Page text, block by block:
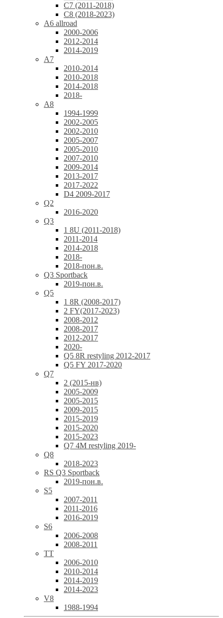
C7 (2011-2018)
C8 (2018-2023)
A6 allroad
2000-2006
2012-2014
2014-2019
A7
2010-2014
2010-2018
2014-2018
2018-
A8
1994-1999
2002-2005
2002-2010
2005-2007
2005-2010
2007-2010
2009-2014
2013-2017
2017-2022
D4 2009-2017
Q2
2016-2020
Q3
1 8U (2011-2018)
2011-2014
2014-2018
2018-
2018-пон.в.
Q3 Sportback
2019-пон.в.
Q5
1 8R (2008-2017)
2 FY(2017-2023)
2008-2012
2008-2017
2012-2017
2020-
Q5 8R restyling 2012-2017
Q5 FY 2017-2020
Q7
2 (2015-нв)
2005-2009
2005-2015
2009-2015
2015-2019
2015-2020
2015-2023
Q7 4M restyling 2019-
Q8
2018-2023
RS Q3 Sportback
2019-пон.в.
S5
2007-2011
2011-2016
2016-2019
S6
2006-2008
2008-2011
TT
2006-2010
2010-2014
2014-2019
2014-2023
V8
1988-1994